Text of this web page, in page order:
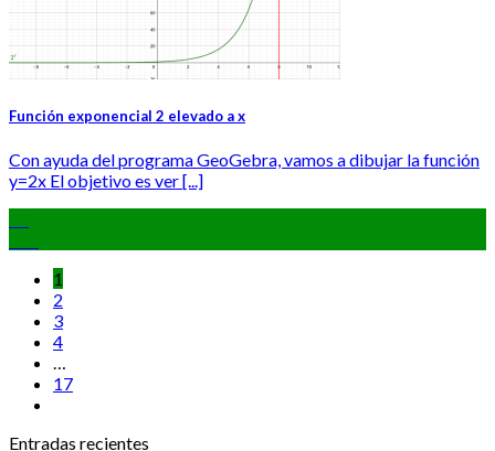
Función exponencial 2 elevado a x
Con ayuda del programa GeoGebra, vamos a dibujar la función
y=2x El objetivo es ver [...]
1
2
3
4
…
17
Entradas recientes